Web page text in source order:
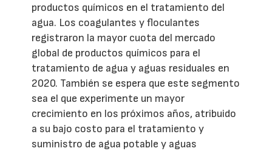
productos químicos en el tratamiento del
agua. Los coagulantes y floculantes
registraron la mayor cuota del mercado
global de productos químicos para el
tratamiento de agua y aguas residuales en
2020. También se espera que este segmento
sea el que experimente un mayor
crecimiento en los próximos años, atribuido
a su bajo costo para el tratamiento y
suministro de agua potable y aguas